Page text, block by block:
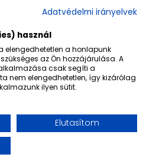
2000 Gimnázium. All
Reserved.
Jogi nyilatkozat
Adatvédelmi irányelvek
használ
elengedhetetlen a honlapunk
az Ön hozzájárulása. A
csak segíti a
nem elengedhetetlen, így kizárólag
ilyen sütit.
Elutasítom